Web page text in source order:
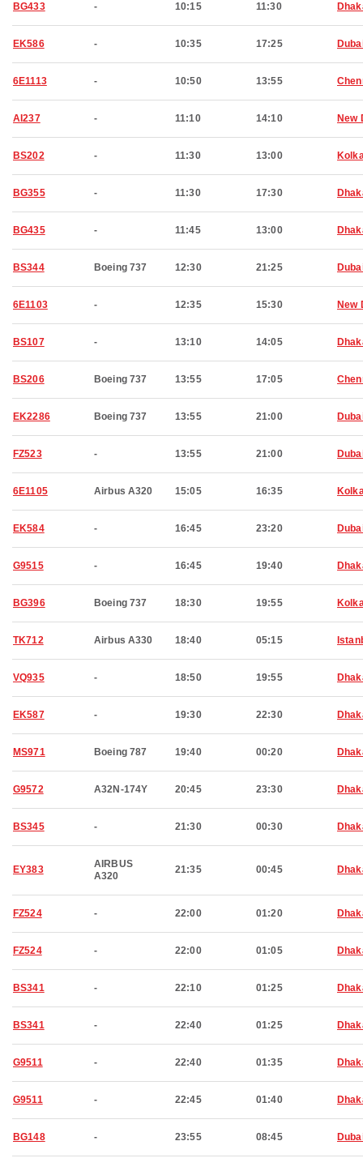
BG433 - 10:15 11:30
EK586 - 10:35 17:25
6E1113 - 10:50 13:55
AI237 - 11:10 14:10 New
BS202 - 11:30 13:00
BG355 - 11:30 17:30
BG435 - 11:45 13:00
BS344 Boeing 737 12:30 21:25
6E1103 - 12:35 15:30 New
BS107 - 13:10 14:05
BS206 Boeing 737 13:55 17:05
EK2286 Boeing 737 13:55 21:00
FZ523 - 13:55 21:00
6E1105 Airbus A320 15:05 16:35
EK584 - 16:45 23:20
G9515 - 16:45 19:40
BG396 Boeing 737 18:30 19:55
TK712 Airbus A330 18:40 05:15
VQ935 - 18:50 19:55
EK587 - 19:30 22:30
MS971 Boeing 787 19:40 00:20
G9572 A32N-174Y 20:45 23:30
BS345 - 21:30 00:30
EY383
AIRBUS
A320
21:35 00:45
FZ524 - 22:00 01:20
FZ524 - 22:00 01:05
BS341 - 22:10 01:25
BS341 - 22:40 01:25
G9511 - 22:40 01:35
G9511 - 22:45 01:40
BG148 - 23:55 08:45